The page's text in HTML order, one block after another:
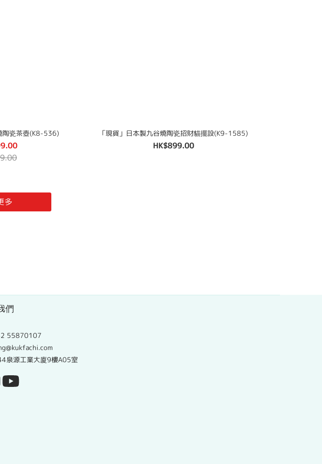
陶瓷茶壺(K8-536) 「現貨」日本製九谷燒陶瓷招財貓擺設(K9-1585)
HK$899.00
多
們
55870107
泉源工業大廈9樓A05室